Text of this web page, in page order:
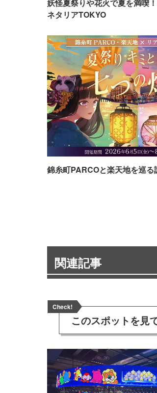
妖怪夏祭りや花火で夏を満喫
ネタリアTOKYO
錦糸町PARCOと楽天地を巡る
関連記事
Check!
このスポットを見